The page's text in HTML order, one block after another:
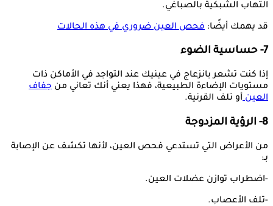
التهاب الشبكية بالصباغي.
قد يهمك أيضًا: فحص العين ضروري في هذه الحالات
7- حساسية الضوء
إذا كنت تشعر بانزعاج في عينيك عند التواجد في الأماكن ذات
مستويات الإضاءة الطبيعية، فهذا يعني أنك تعاني من جفاف
العينأو تلف القرنية.
8- الرؤية المزدوجة
من الأعراض التي تستدعي فحص العين، لأنها تكشف عن الإصابة
بـ:
-اضطراب توازن عضلات العين.
-تلف الأعصاب.